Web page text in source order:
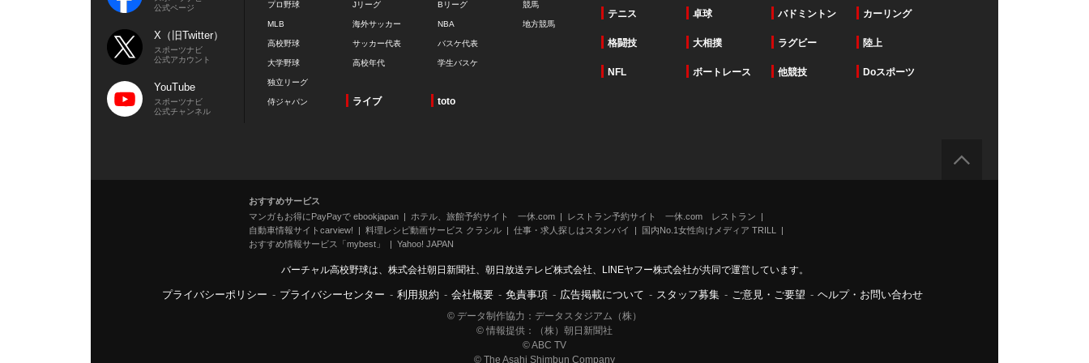
公式ページ
X（旧Twitter）
スポーツナビ
公式アカウント
YouTube
スポーツナビ
公式チャンネル
プロ野球
MLB
高校野球
大学野球
独立リーグ
侍ジャパン
Jリーグ
海外サッカー
サッカー代表
高校年代
Bリーグ
NBA
バスケ代表
学生バスケ
競馬
地方競馬
テニス 卓球 バドミントン カーリング
格闘技 大相撲 ラグビー 陸上
NFL ボートレース 他競技 Doスポーツ
ライブ toto
おすすめサービス
マンガもお得にPayPayで ebookjapan
ホテル、旅館予約サイト 一休.com
レストラン予約サイト 一休.com レストラン
自動車情報サイトcarview!
料理レシピ動画サービス クラシル 仕事・求人探しはスタンバイ
国内No.1女性向けメディア TRILL
おすすめ情報サービス「mybest」
Yahoo! JAPAN
バーチャル高校野球は、株式会社朝日新聞社、朝日放送テレビ株式会社、LINEヤフー株式会社が共同で運営しています。
プライバシーポリシー - プライバシーセンター - 利用規約 - 会社概要 - 免責事項 - 広告掲載について - スタッフ募集 - ご意見・ご要望 - ヘルプ・お問い合わせ
© データ制作協力：データスタジアム（株）
© 情報提供：（株）朝日新聞社
© ABC TV
© The Asahi Shimbun Company